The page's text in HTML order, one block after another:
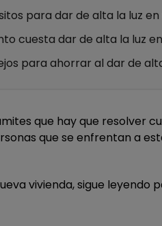
para dar de alta la luz
cuesta dar de alta la luz
para ahorrar al dar de
que hay que resolver
que se enfrentan a
vivienda, sigue